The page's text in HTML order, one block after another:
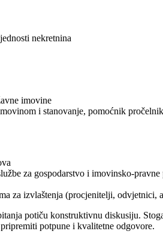
nekretnina
imovine
i stanovanje, pomoćnik
za gospodarstvo i imovinsko-
za izvlaštenja (procjenitelji, odvjetnici,
potiču konstruktivnu diskusiju.
potpune i kvalitetne odgovore.